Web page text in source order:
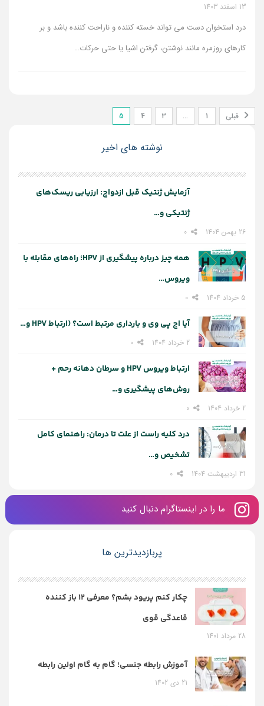
13 اسفند 1403
درد استخوان دست می تواند خسته کننده و ناراحت کننده باشد و بر
کارهای روزمره مانند نوشتن، گرفتن اشیا یا حتی حرکات…
قبلی 1
…
3
4
5
نوشته های اخیر
آزمایش ژنتیک قبل ازدواج: ارزیابی ریسک‌های
ژنتیکی و…
26 بهمن 1404
همه چیز درباره پیشگیری از HPV؛ راه‌های مقابله با
ویروس…
5 خرداد 1404
آیا اچ پی وی و بارداری مرتبط است؟ (ارتباط HPV و…
2 خرداد 1404
ارتباط ویروس HPV و سرطان دهانه رحم +
روش‌های پیشگیری و…
2 خرداد 1404
درد کلیه راست از علت تا درمان: راهنمای کامل
تشخیص و…
31 اردیبهشت 1404
ما را در اینستاگرام دنبال کنید
پربازدیدترین ها
چکار کنم پریود بشم؟ معرفی 12 باز کننده
قاعدگی قوی
28 مرداد 1401
آموزش رابطه جنسی؛ گام به گام اولین رابطه
21 دی 1402